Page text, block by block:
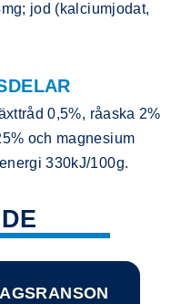
jod (kalciumjodat,
0,5%, råaska 2%
och magnesium
330kJ/100g.